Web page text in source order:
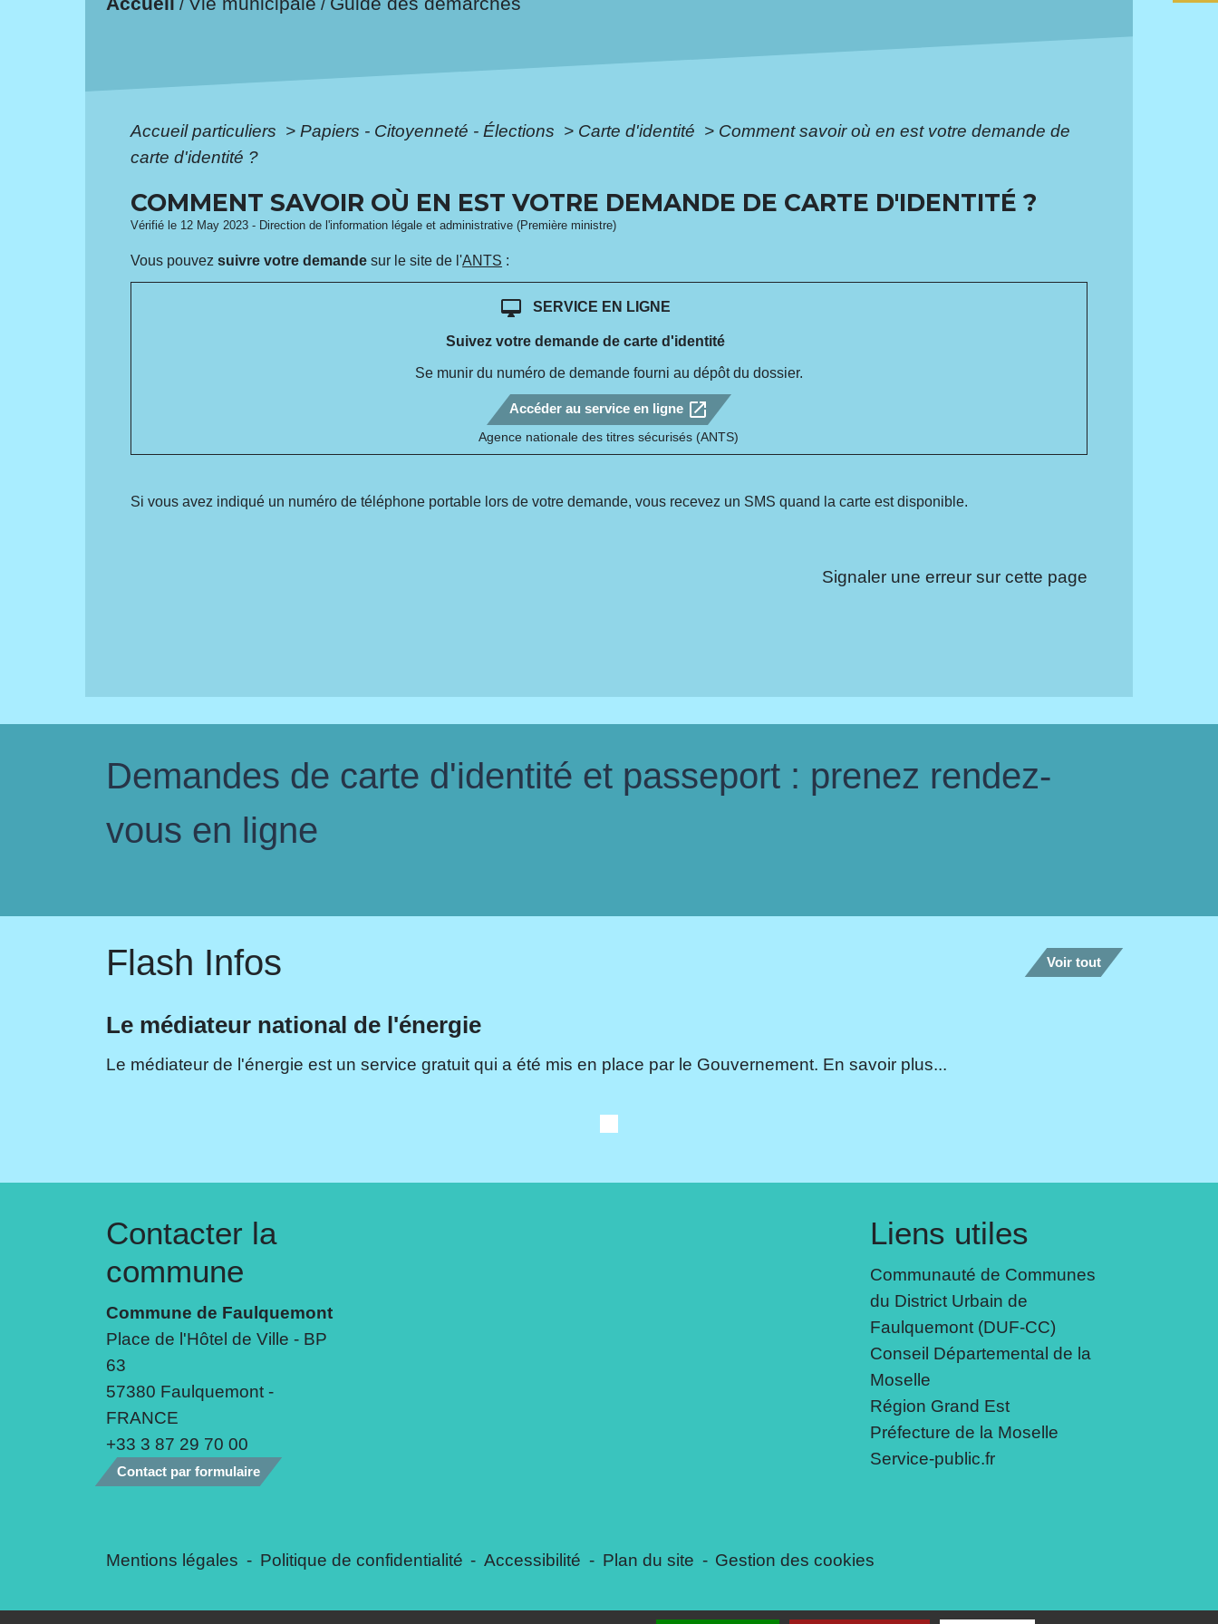
/ /
Accueil particuliers > Papiers - Citoyenneté - Élections > Carte d'identité > Comment savoir où en est votre demande de
carte d'identité ?
COMMENT SAVOIR OÙ EN EST VOTRE DEMANDE DE CARTE D'IDENTITÉ ?
Vérifié le 12 May 2023 - Direction de l'information légale et administrative (Première ministre)
Vous pouvezsuivre votre demande sur le site de l'ANTS :
desktop_mac SERVICE EN LIGNE
Suivez votre demande de carte d'identité
Se munir du numéro de demande fourni au dépôt du dossier.
Accéder au service en ligne open_in_new
Agence nationale des titres sécurisés (ANTS)
Si vous avez indiqué un numéro de téléphone portable lors de votre demande, vous recevez un SMS quand la carte est disponible.
Signaler une erreur sur cette page
Demandes de carte d'identité et passeport : prenez rendez-
vous en ligne
Flash Infos Voir tout
Le médiateur national de l'énergie
Le médiateur de l'énergie est un service gratuit qui a été mis en place par le Gouvernement. En savoir plus...
Contacter la
commune
Commune de Faulquemont
Place de l'Hôtel de Ville - BP
63
57380 Faulquemont -
FRANCE
+33 3 87 29 70 00
Contact par formulaire
Liens utiles
Communauté de Communes
du District Urbain de
Faulquemont (DUF-CC)
Conseil Départemental de la
Moselle
Région Grand Est
Préfecture de la Moselle
Service-public.fr
Mentions légales - Politique de confidentialité - Accessibilité - Plan du site - Gestion des cookies